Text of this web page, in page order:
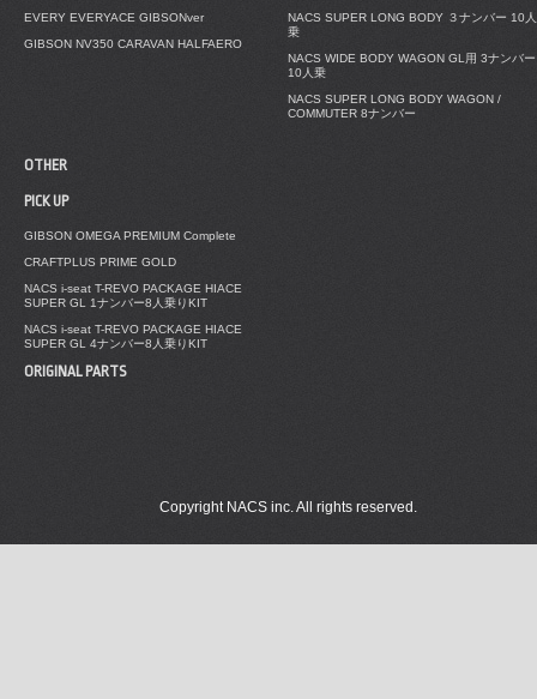
EVERY EVERYACE GIBSONver
GIBSON NV350 CARAVAN HALFAERO
NACS SUPER LONG BODY ３ナンバー 10人
乗
NACS WIDE BODY WAGON GL用 3ナンバー
10人乗
NACS SUPER LONG BODY WAGON /
COMMUTER 8ナンバー
OTHER
PICK UP
GIBSON OMEGA PREMIUM Complete
CRAFTPLUS PRIME GOLD
NACS i-seat T-REVO PACKAGE HIACE
SUPER GL 1ナンバー8人乗りKIT
NACS i-seat T-REVO PACKAGE HIACE
SUPER GL 4ナンバー8人乗りKIT
ORIGINAL PARTS
Copyright NACS inc. All rights reserved.